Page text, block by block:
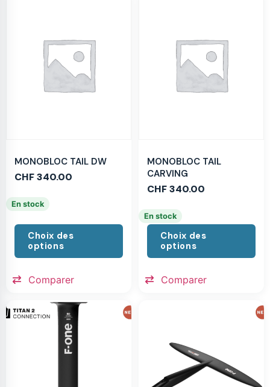
MONOBLOC TAIL DW
CHF340.00
En stock
Choix des
options
Comparer
MONOBLOC TAIL
CARVING
CHF340.00
En stock
Choix des
options
Comparer